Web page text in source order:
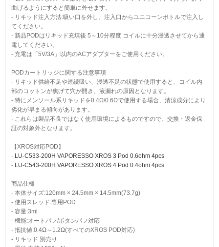
曲げるようにすると簡単に外せます。
- リキッド注入方法:吸い口を外し、注入口からユニコーンボトルで注入し
てください。
- 新品PODはリキッド充填後 5～10分程度 コイルに十分浸透させてから通
電してください。
- 充電は「5V/3A」以内のACアダプターをご使用ください。
PODカートリッジに関する注意事項
- リキッド供給不足や連続吸い、浸透不足の状態で使用すると、コイル内
部のコットンが焦げて穴が開き、液漏れの原因となります。
- 特にメンソール系リキッドを0.4Ω/0.6Ωで使用する場合、清涼成分により
劣化が早まる傾向があります。
- これらは製品不良ではなく使用環境によるものですので、交換・返金保
証の対象外となります。
【XROS対応POD】
- LU-C533-200H VAPORESSO XROS 3 Pod 0.6ohm 4pcs
- LU-C543-200H VAPORESSO XROS 4 Pod 0.4ohm 4pcs
商品仕様
- 本体サイズ:120mm × 24.5mm × 14.5mm(73.7g)
- 使用スレッド:専用POD
- 容量:3ml
- 機能:オートパフ/ボタンパフ対応
- 抵抗値:0.4Ω～1.2Ω(すべてのXROS POD対応)
- リキッド:別売り